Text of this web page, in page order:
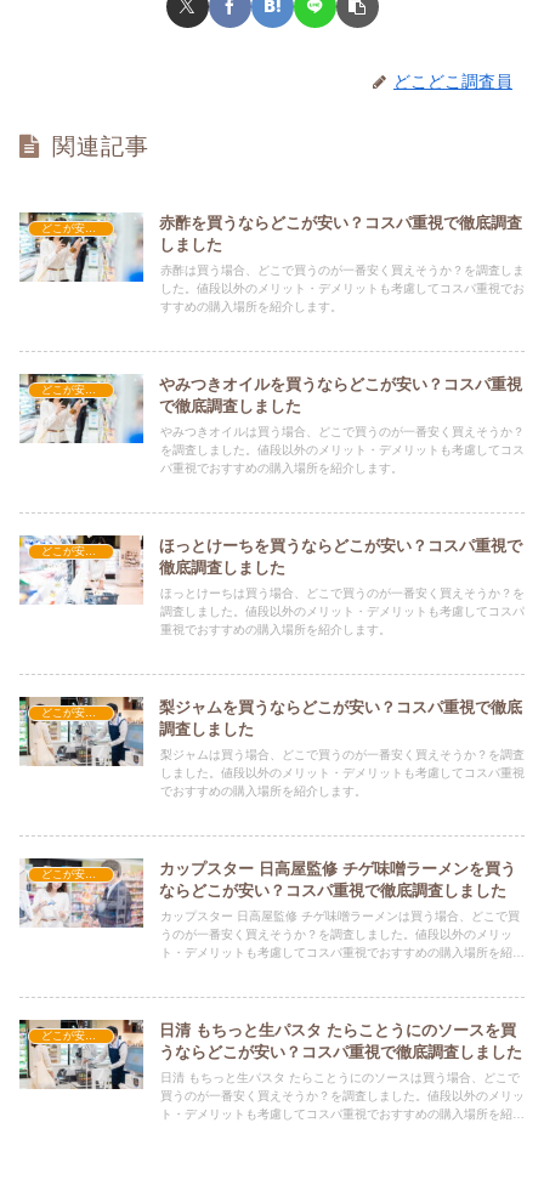
どこどこ調査員
関連記事
どこが安い？-食品・食材
赤酢を買うならどこが安い？コスパ重視で徹底調査
しました
赤酢は買う場合、どこで買うのが一番安く買えそうか？を調査しま
した。値段以外のメリット・デメリットも考慮してコスパ重視でお
すすめの購入場所を紹介します。
どこが安い？-食品・食材
やみつきオイルを買うならどこが安い？コスパ重視
で徹底調査しました
やみつきオイルは買う場合、どこで買うのが一番安く買えそうか？
を調査しました。値段以外のメリット・デメリットも考慮してコス
パ重視でおすすめの購入場所を紹介します。
どこが安い？-食品・食材
ほっとけーちを買うならどこが安い？コスパ重視で
徹底調査しました
ほっとけーちは買う場合、どこで買うのが一番安く買えそうか？を
調査しました。値段以外のメリット・デメリットも考慮してコスパ
重視でおすすめの購入場所を紹介します。
どこが安い？-食品・食材
梨ジャムを買うならどこが安い？コスパ重視で徹底
調査しました
梨ジャムは買う場合、どこで買うのが一番安く買えそうか？を調査
しました。値段以外のメリット・デメリットも考慮してコスパ重視
でおすすめの購入場所を紹介します。
カップスター 日高屋監修 チゲ味噌ラーメンを買う
ならどこが安い？コスパ重視で徹底調査しました
カップスター 日高屋監修 チゲ味噌ラーメンは買う場合、どこで買
うのが一番安く買えそうか？を調査しました。値段以外のメリッ
ト・デメリットも考慮してコスパ重視でおすすめの購入場所を紹介
日清 もちっと生パスタ たらことうにのソースを買
うならどこが安い？コスパ重視で徹底調査しました
日清 もちっと生パスタ たらことうにのソースは買う場合、どこで
買うのが一番安く買えそうか？を調査しました。値段以外のメリッ
ト・デメリットも考慮してコスパ重視でおすすめの購入場所を紹介